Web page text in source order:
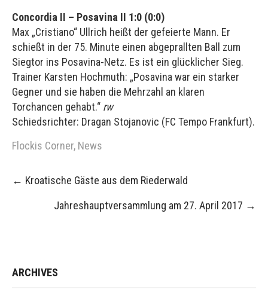
Concordia II – Posavina II 1:0 (0:0)
Max „Cristiano“ Ullrich heißt der gefeierte Mann. Er
schießt in der 75. Minute einen abgeprallten Ball zum
Siegtor ins Posavina-Netz. Es ist ein glücklicher Sieg.
Trainer Karsten Hochmuth: „Posavina war ein starker
Gegner und sie haben die Mehrzahl an klaren
Torchancen gehabt.“ rw
Schiedsrichter: Dragan Stojanovic (FC Tempo Frankfurt).
Flockis Corner, News
Post
navigation
← Kroatische Gäste aus dem Riederwald
Jahreshauptversammlung am 27. April 2017 →
ARCHIVES